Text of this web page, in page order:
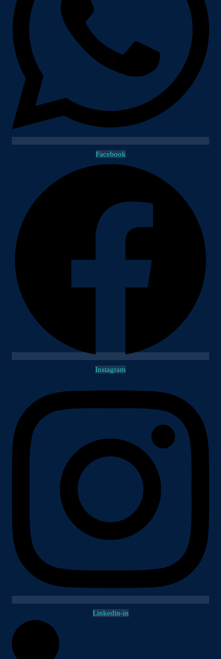
Facebook
Instagram
Linkedin-in